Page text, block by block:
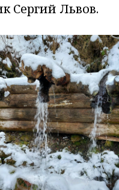
Сергий Львов.